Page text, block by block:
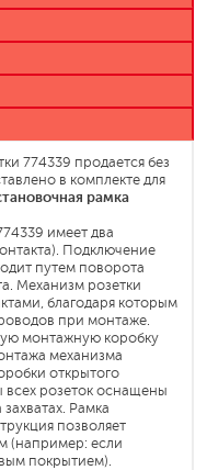
774339 продается без
в комплекте для
рамка
имеет два
Подключение
путем поворота
Механизм розетки
благодаря которым
при монтаже.
монтажную коробку
механизма
открытого
всех розеток оснащены
Рамка
позволяет
(например: если
покрытием).